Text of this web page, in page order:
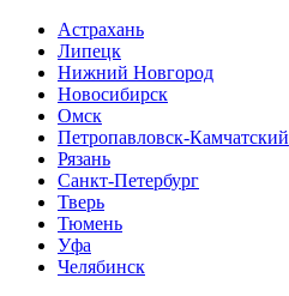
Астрахань
Липецк
Нижний Новгород
Новосибирск
Омск
Петропавловск-Камчатский
Рязань
Санкт-Петербург
Тверь
Тюмень
Уфа
Челябинск